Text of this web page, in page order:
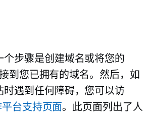
个步骤是创建域名或将您的
到您已拥有的域名。然后，如
时遇到任何障碍，您可以访
台支持页面。此页面列出了人